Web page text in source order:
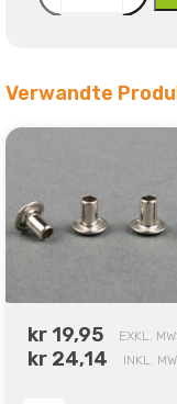
Verwandte
kr 19,95 EXKL.
kr 24,14 INKL.